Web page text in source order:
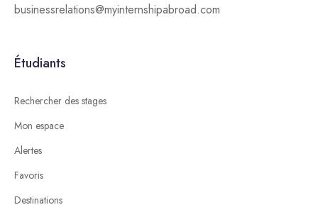
businessrelations@myinternshipabroad.com
Étudiants
Rechercher des stages
Mon espace
Alertes
Favoris
Destinations